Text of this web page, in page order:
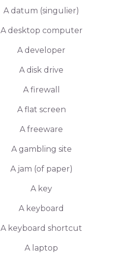
A datum (singulier)
A desktop computer
A developer
A disk drive
A firewall
A flat screen
A freeware
A gambling site
A jam (of paper)
A key
A keyboard
A keyboard shortcut
A laptop